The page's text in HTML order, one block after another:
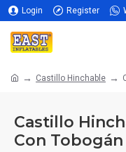
Login Register
Castillo Hinchable
Castillo
Con Tobogán